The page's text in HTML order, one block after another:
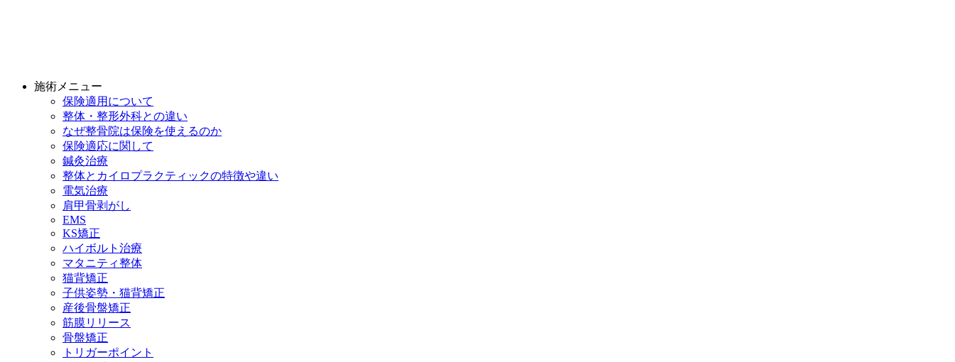
施術メニュー
保険適用について
整体・整形外科との違い
なぜ整骨院は保険を使えるのか
保険適応に関して
鍼灸治療
整体とカイロプラクティックの特徴や違い
電気治療
肩甲骨剥がし
EMS
KS矯正
ハイボルト治療
マタニティ整体
猫背矯正
子供姿勢・猫背矯正
産後骨盤矯正
筋膜リリース
骨盤矯正
トリガーポイント